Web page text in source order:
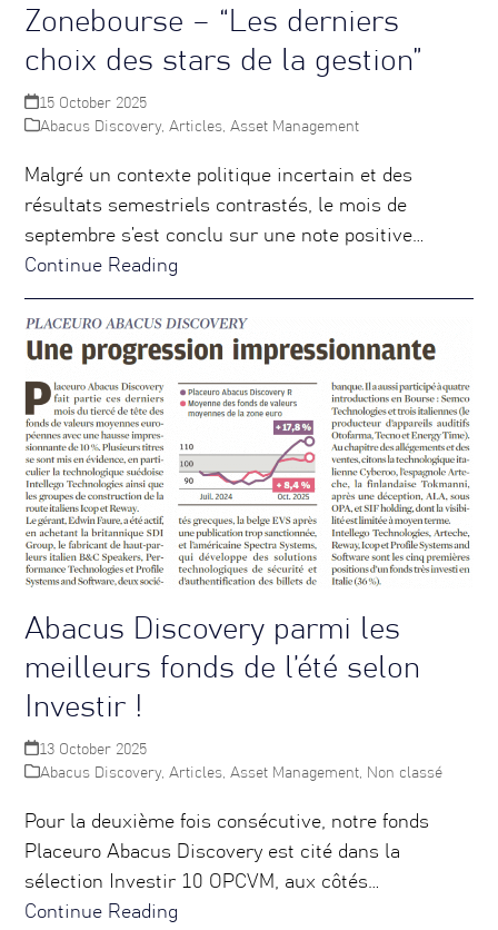
Zonebourse – “Les derniers
choix des stars de la gestion”
15 October 2025
Abacus Discovery, Articles Asset Management
Malgré un contexte politique incertain et des
résultats semestriels contrastés, le mois de
septembre s’est conclu sur une note positive…
Continue Reading
Abacus Discovery parmi les
meilleurs fonds de l’été selon
Investir !
13 October 2025
Abacus Discovery, Articles Asset Management Non classé
Pour la deuxième fois consécutive, notre fonds
Placeuro Abacus Discovery est cité dans la
sélection Investir 10 OPCVM, aux côtés…
Continue Reading